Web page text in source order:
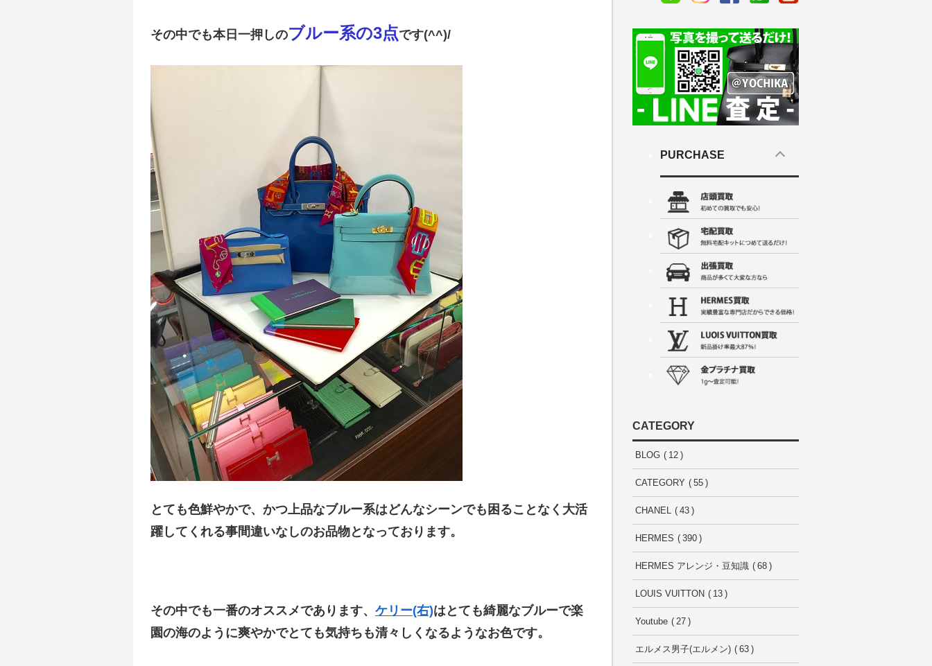
その中でも本日一押しのブルー系の3点です(^^)/
とても色鮮やかで、かつ上品なブルー系はどんなシーンでも困ることなく大活
躍してくれる事間違いなしのお品物となっております。
その中でも一番のオススメであります、 ケリー(右)はとても綺麗なブルーで楽
園の海のように爽やかでとても気持ちも清々しくなるようなお色です。
PURCHASE
CATEGORY
BLOG 12
CATEGORY 55
CHANEL 43
HERMES 390
HERMES アレンジ・豆知識 68
LOUIS VUITTON 13
Youtube 27
エルメス男子(エルメン) 63